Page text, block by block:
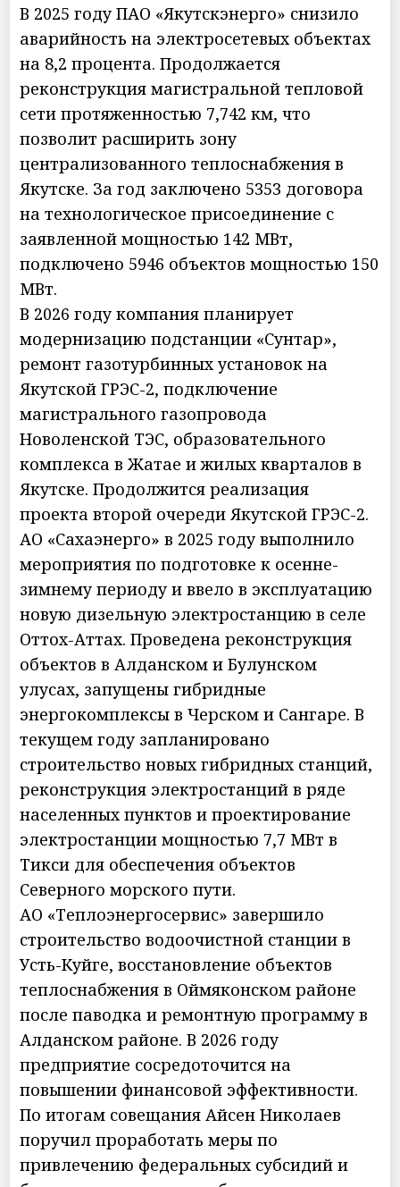
В 2025 году ПАО «Якутскэнерго» снизило
аварийность на электросетевых объектах
на 8,2 процента. Продолжается
реконструкция магистральной тепловой
сети протяженностью 7,742 км, что
позволит расширить зону
централизованного теплоснабжения в
Якутске. За год заключено 5353 договора
на технологическое присоединение с
заявленной мощностью 142 МВт,
подключено 5946 объектов мощностью 150
МВт.
В 2026 году компания планирует
модернизацию подстанции «Сунтар»,
ремонт газотурбинных установок на
Якутской ГРЭС-2, подключение
магистрального газопровода
Новоленской ТЭС, образовательного
комплекса в Жатае и жилых кварталов в
Якутске. Продолжится реализация
проекта второй очереди Якутской ГРЭС-2.
АО «Сахаэнерго» в 2025 году выполнило
мероприятия по подготовке к осенне-
зимнему периоду и ввело в эксплуатацию
новую дизельную электростанцию в селе
Оттох-Аттах. Проведена реконструкция
объектов в Алданском и Булунском
улусах, запущены гибридные
энергокомплексы в Черском и Сангаре. В
текущем году запланировано
строительство новых гибридных станций,
реконструкция электростанций в ряде
населенных пунктов и проектирование
электростанции мощностью 7,7 МВт в
Тикси для обеспечения объектов
Северного морского пути.
АО «Теплоэнергосервис» завершило
строительство водоочистной станции в
Усть-Куйге, восстановление объектов
теплоснабжения в Оймяконском районе
после паводка и ремонтную программу в
Алданском районе. В 2026 году
предприятие сосредоточится на
повышении финансовой эффективности.
По итогам совещания Айсен Николаев
поручил проработать меры по
привлечению федеральных субсидий и